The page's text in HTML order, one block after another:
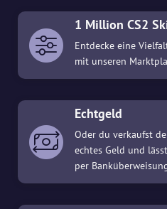
1 Million CS2
Entdecke eine
mit unseren
Echtgeld
Oder du verkaufst
echtes Geld und
per